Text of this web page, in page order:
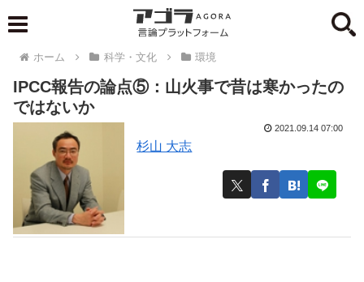
ホーム 科学・文化 環境
IPCC報告の論点⑤：山火事で昔は寒かったの
ではないか
杉山 大志
2021.09.14 07:00